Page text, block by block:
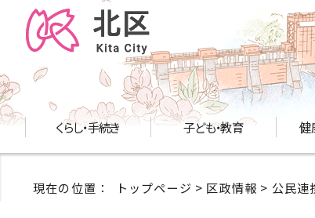
くらし・手続き 子ども・教育 健
現在の位置： トップページ > 区政情報 > 公民連